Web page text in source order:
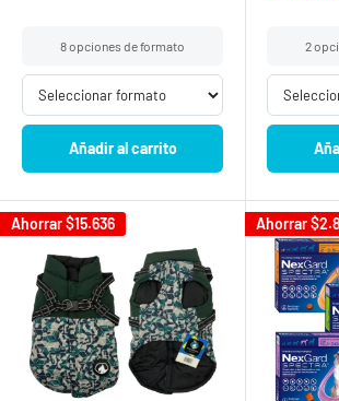
8 opciones de formato
Añadir al carrito
2
Ahorrar$15.636 Ahorrar